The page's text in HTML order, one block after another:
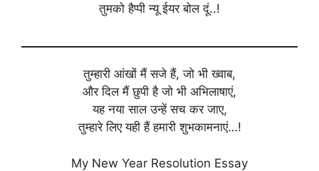
तुमको हैप्पी न्यू ईयर बोल दूं..!
तुम्हारी आंखों मैं सजे हैं, जो भी ख्वाब,
और दिल मैं छुपी है जो भी अभिलाषाएं,
यह नया साल उन्हें सच कर जाए,
तुम्हारे लिए यही हैं हमारी शुभकामनाएं…!
My New Year Resolution Essay